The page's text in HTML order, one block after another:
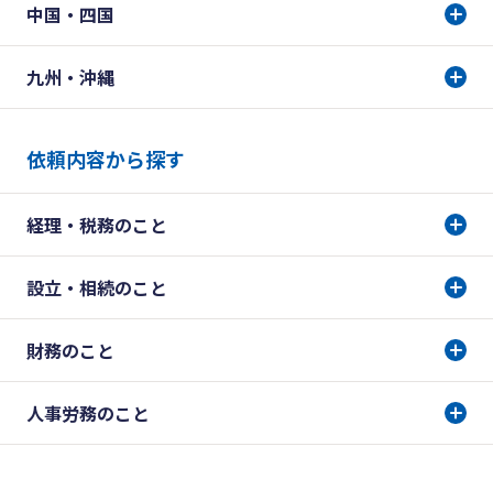
中国・四国
九州・沖縄
依頼内容から探す
経理・税務のこと
設立・相続のこと
財務のこと
人事労務のこと